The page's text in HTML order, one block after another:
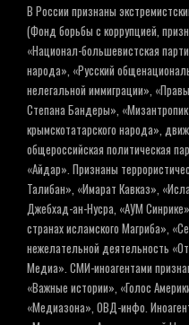
В России признаны
(Фонд борьбы с коррупцией,
«Национал-большевистская
народа», «Русский
нелегальной иммиграции»,
Степана Бандеры»,
крымскотатарского народа»,
общероссийская политическая
«Айдар». Признаны
Талибан», «Имарат Кавказ»,
Джебхад-ан-Нусра, «АУМ
странах исламского Магриба»,
нежелательной деятельность
Медиа». СМИ-иноагентами
«Важные истории», «Голос
«Медиазона», ОВД-инфо.